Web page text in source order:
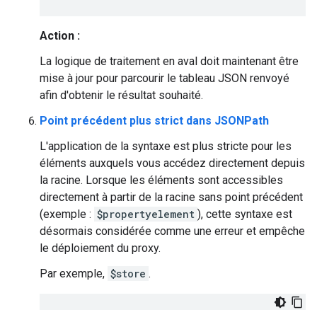
Action :
La logique de traitement en aval doit maintenant être
mise à jour pour parcourir le tableau JSON renvoyé
afin d'obtenir le résultat souhaité.
Point précédent plus strict dans JSONPath
L'application de la syntaxe est plus stricte pour les
éléments auxquels vous accédez directement depuis
la racine. Lorsque les éléments sont accessibles
directement à partir de la racine sans point précédent
(exemple : $propertyelement ), cette syntaxe est
désormais considérée comme une erreur et empêche
le déploiement du proxy.
Par exemple, $store .